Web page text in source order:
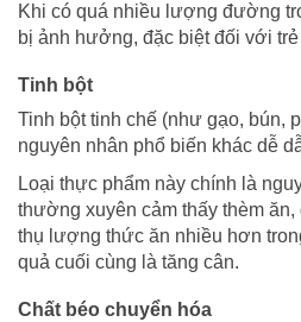
Khi có quá nhiều lượng đường
bị ảnh hưởng, đặc biệt đối với
Tinh bột
Tinh bột tinh chế (như gạo, bún,
nguyên nhân phổ biến khác dễ
Loại thực phẩm này chính là
thường xuyên cảm thấy thèm
thụ lượng thức ăn nhiều hơn
quả cuối cùng là tăng cân.
Chất béo chuyển hóa